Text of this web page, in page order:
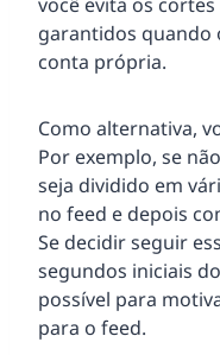
garantidos quando
conta própria.
Como alternativa,
Por exemplo, se
seja dividido em
no feed e depois
Se decidir seguir
segundos iniciais
possível para
para o feed.